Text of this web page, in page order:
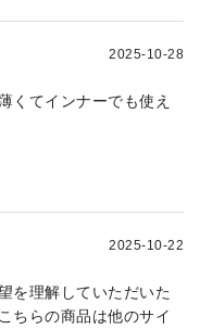
2025-10-28
くてインナーでも使え
2025-10-22
を理解していただいた
ちらの商品は他のサイ